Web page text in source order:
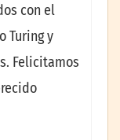
con el
Turing y
Felicitamos